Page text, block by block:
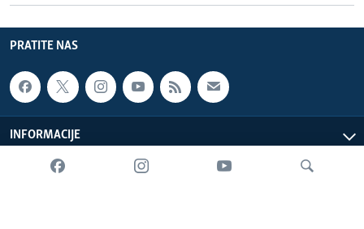
PRATITE NAS
INFORMACIJE
SADRŽAJ